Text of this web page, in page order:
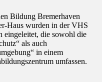
Bildung Bremerhaven
Haus wurden in der VHS
eingeleitet, die sowohl die
als auch
in einem
umfassen.